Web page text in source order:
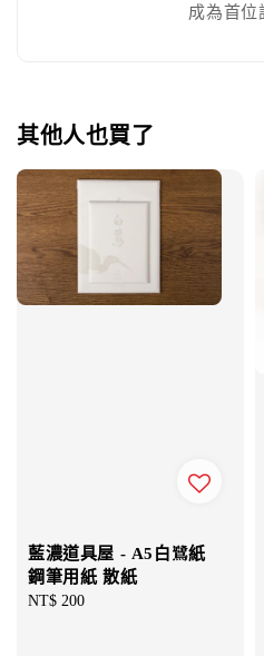
成為首位
其他人也買了
藍濃道具屋 - A5白鷺紙
鋼筆用紙 散紙
Regular
NT$ 200